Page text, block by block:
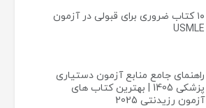
۱۰ کتاب ضروری برای قبولی در آزمون
USMLE
راهنمای جامع منابع آزمون دستیاری
پزشکی 1405 | بهترین کتاب های
آزمون رزیدنتی 2025